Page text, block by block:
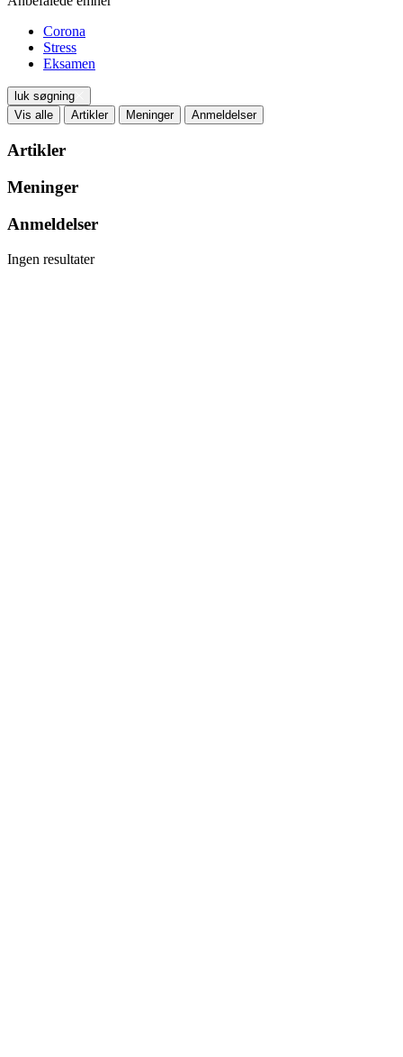
Corona
Stress
Eksamen
luk søgning
Vis alle
Artikler Meninger Anmeldelser
Artikler
Meninger
Anmeldelser
Ingen resultater